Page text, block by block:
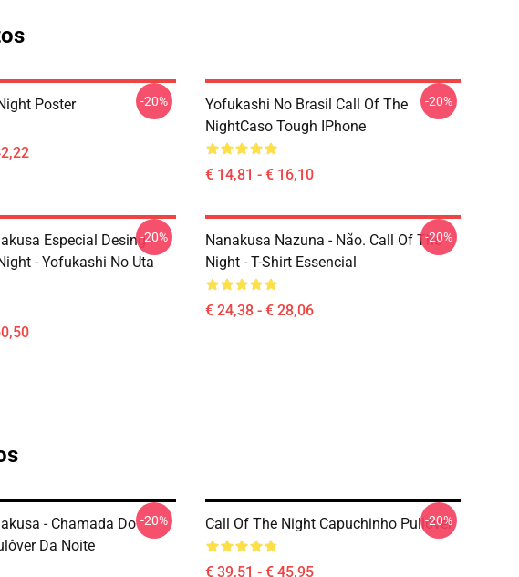
Poster -20%
Yofukashi No Brasil Call Of The
NightCaso Tough IPhone
€ 14,81 - € 16,10
-20%
Especial Desing -
- Yofukashi No Uta
-20%
Nanakusa Nazuna - Não. Call Of The
Night - T-Shirt Essencial
€ 24,38 - € 28,06
-20%
- Chamada Do
Da Noite
-20% Call Of The Night Capuchinho Pullover
€ 39,51 - € 45,95
-20%